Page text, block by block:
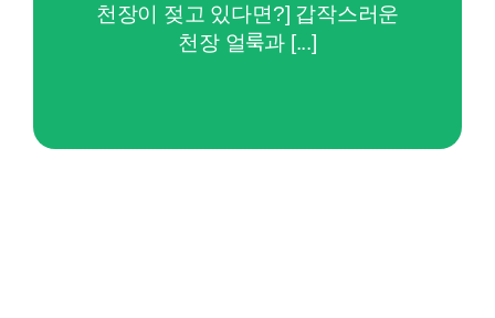
천장이 젖고 있다면?] 갑작스러운
천장 얼룩과 [...]